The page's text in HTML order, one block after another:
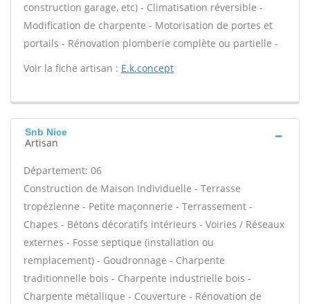
construction garage, etc) - Climatisation réversible -
Modification de charpente - Motorisation de portes et
portails - Rénovation plomberie complète ou partielle -
Voir la fiche artisan : E.k.concept
Snb Nice
Artisan
Département: 06
Construction de Maison Individuelle - Terrasse
tropézienne - Petite maçonnerie - Terrassement -
Chapes - Bétons décoratifs intérieurs - Voiries / Réseaux
externes - Fosse septique (installation ou
remplacement) - Goudronnage - Charpente
traditionnelle bois - Charpente industrielle bois -
Charpente métallique - Couverture - Rénovation de